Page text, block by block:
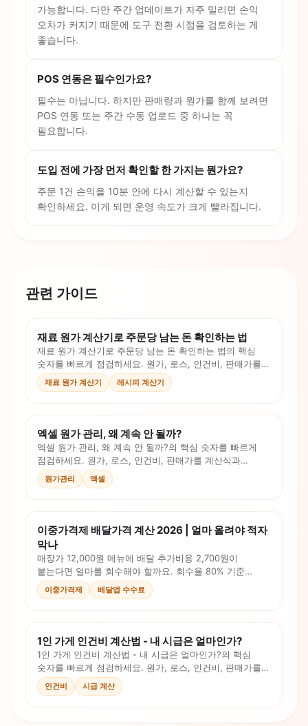
가능합니다. 다만 주간 업데이트가 자주 밀리면 손익
오차가 커지기 때문에 도구 전환 시점을 검토하는 게
좋습니다.
POS 연동은 필수인가요?
필수는 아닙니다. 하지만 판매량과 원가를 함께 보려면
POS 연동 또는 주간 수동 업로드 중 하나는 꼭
필요합니다.
도입 전에 가장 먼저 확인할 한 가지는 뭔가요?
주문 1건 손익을 10분 안에 다시 계산할 수 있는지
확인하세요. 이게 되면 운영 속도가 크게 빨라집니다.
관련 가이드
재료 원가 계산기로 주문당 남는 돈 확인하는 법
재료 원가 계산기로 주문당 남는 돈 확인하는 법의 핵심
숫자를 빠르게 점검하세요. 원가, 로스, 인건비, 판매가를
계산식과 체크리스트로 확인합니다.
재료 원가 계산기 레시피 계산기
엑셀 원가 관리, 왜 계속 안 될까?
엑셀 원가 관리, 왜 계속 안 될까?의 핵심 숫자를 빠르게
점검하세요. 원가, 로스, 인건비, 판매가를 계산식과
체크리스트로 확인합니다.
원가관리 엑셀
이중가격제 배달가격 계산 2026 | 얼마 올려야 적자
막나
매장가 12,000원 메뉴에 배달 추가비용 2,700원이
붙는다면 얼마를 회수해야 할까요. 회수율 80% 기준
배달가 14,200원 계산법을 정리했습니다.
이중가격제 배달앱 수수료
1인 가게 인건비 계산법 - 내 시급은 얼마인가?
1인 가게 인건비 계산법 - 내 시급은 얼마인가?의 핵심
숫자를 빠르게 점검하세요. 원가, 로스, 인건비, 판매가를
계산식과 체크리스트로 확인합니다.
인건비 시급 계산